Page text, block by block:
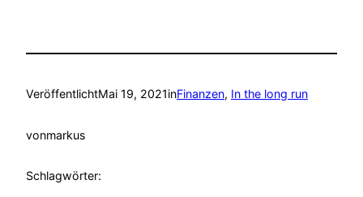
VeröffentlichtMai 19, 2021inFinanzen, In the long run
vonmarkus
Schlagwörter: